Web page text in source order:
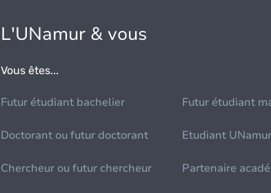
L'UNamur & vous
Vous êtes...
Futur étudiant bachelier Futur étudiant
Doctorant ou futur doctorant Etudiant UNamur
Chercheur ou futur chercheur Partenaire